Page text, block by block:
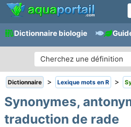
Dictionnaire biologie
Dictionnaire > Lexique mots en R >
Synonymes,
traduction de rade